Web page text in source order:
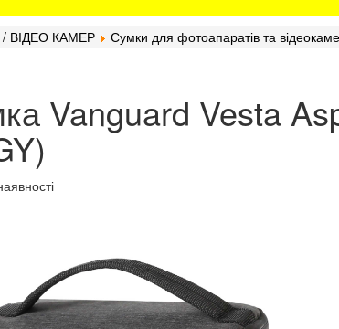
ВІДЕО КАМЕР Сумки для фотоапаратів та
Vanguard Vesta